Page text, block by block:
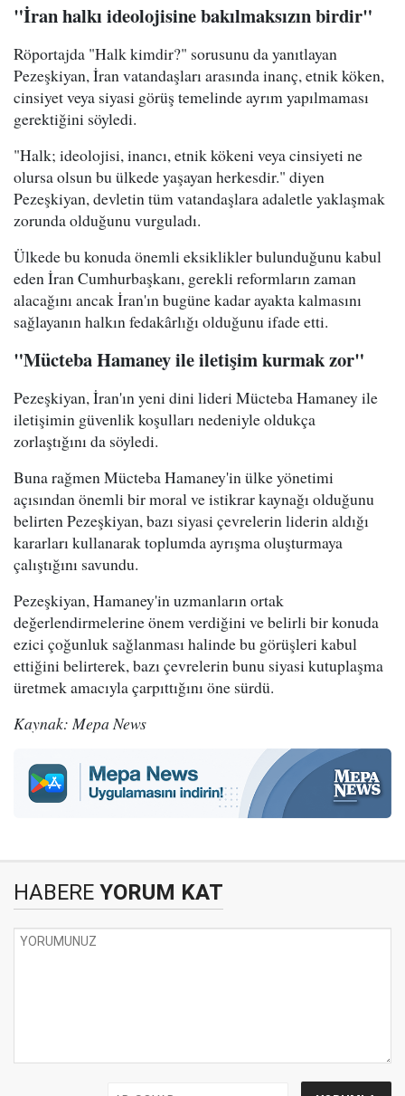
"İran halkı ideolojisine bakılmaksızın birdir"
Röportajda "Halk kimdir?" sorusunu da yanıtlayan
Pezeşkiyan, İran vatandaşları arasında inanç, etnik köken,
cinsiyet veya siyasi görüş temelinde ayrım yapılmaması
gerektiğini söyledi.
"Halk; ideolojisi, inancı, etnik kökeni veya cinsiyeti ne
olursa olsun bu ülkede yaşayan herkesdir." diyen
Pezeşkiyan, devletin tüm vatandaşlara adaletle yaklaşmak
zorunda olduğunu vurguladı.
Ülkede bu konuda önemli eksiklikler bulunduğunu kabul
eden İran Cumhurbaşkanı, gerekli reformların zaman
alacağını ancak İran'ın bugüne kadar ayakta kalmasını
sağlayanın halkın fedakârlığı olduğunu ifade etti.
"Mücteba Hamaney ile iletişim kurmak zor"
Pezeşkiyan, İran'ın yeni dini lideri Mücteba Hamaney ile
iletişimin güvenlik koşulları nedeniyle oldukça
zorlaştığını da söyledi.
Buna rağmen Mücteba Hamaney'in ülke yönetimi
açısından önemli bir moral ve istikrar kaynağı olduğunu
belirten Pezeşkiyan, bazı siyasi çevrelerin liderin aldığı
kararları kullanarak toplumda ayrışma oluşturmaya
çalıştığını savundu.
Pezeşkiyan, Hamaney'in uzmanların ortak
değerlendirmelerine önem verdiğini ve belirli bir konuda
ezici çoğunluk sağlanması halinde bu görüşleri kabul
ettiğini belirterek, bazı çevrelerin bunu siyasi kutuplaşma
üretmek amacıyla çarpıttığını öne sürdü.
Kaynak: Mepa News
HABERE YORUM KAT